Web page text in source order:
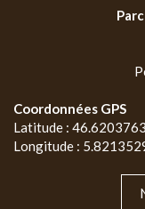
Coordonnées GPS
Latitude : 46.6203763
Longitude :